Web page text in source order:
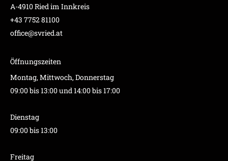
A-4910 Ried im Innkreis
+43 7752 81100
office@svried.at
Öffnungszeiten
Montag, Mittwoch, Donnerstag
09:00 bis 13:00 und 14:00 bis 17:00
Dienstag
09:00 bis 13:00
Freitag